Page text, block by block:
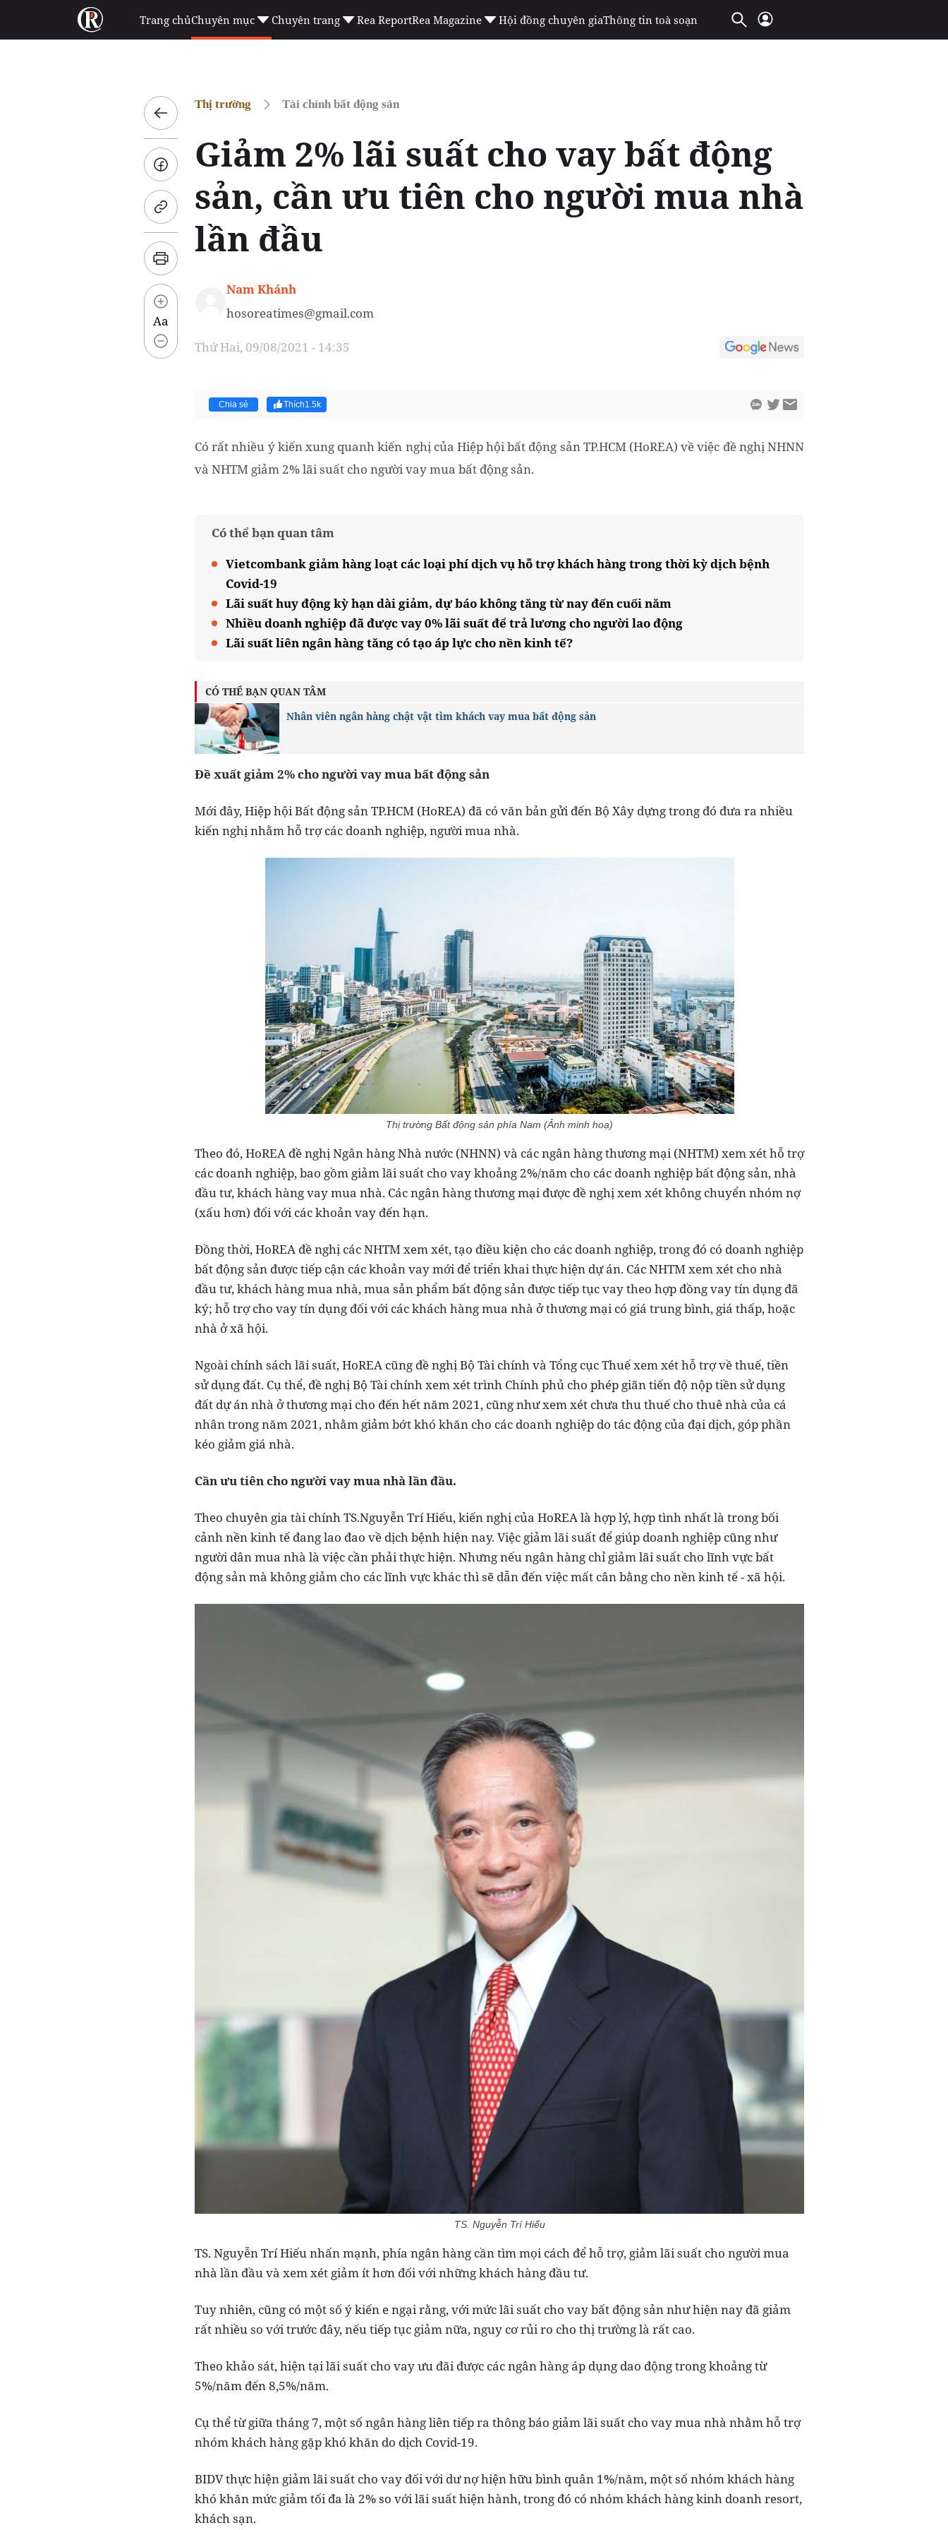
Trang chủChuyên mục Chuyên trang Rea ReportRea Magazine Hội đồng chuyên giaThông tin toà soạn
Aa
Thị trường Tài chính bất động sản
Giảm 2% lãi suất cho vay bất động
sản, cần ưu tiên cho người mua nhà
lần đầu
Nam Khánh
hosoreatimes@gmail.com
Thứ Hai, 09/08/2021 - 14:35
Chia sẻ Thích1.5k
Có rất nhiều ý kiến xung quanh kiến nghị của Hiệp hội bất động sản TP.HCM (HoREA) về việc đề nghị NHNN
và NHTM giảm 2% lãi suất cho người vay mua bất động sản.
Có thể bạn quan tâm
Vietcombank giảm hàng loạt các loại phí dịch vụ hỗ trợ khách hàng trong thời kỳ dịch bệnh
Covid-19
Lãi suất huy động kỳ hạn dài giảm, dự báo không tăng từ nay đến cuối năm
Nhiều doanh nghiệp đã được vay 0% lãi suất để trả lương cho người lao động
Lãi suất liên ngân hàng tăng có tạo áp lực cho nền kinh tế?
CÓ THỂ BẠN QUAN TÂM
Nhân viên ngân hàng chật vật tìm khách vay mua bất động sản
Đề xuất giảm 2% cho người vay mua bất động sản
Mới đây, Hiệp hội Bất động sản TP.HCM (HoREA) đã có văn bản gửi đến Bộ Xây dựng trong đó đưa ra nhiều
kiến nghị nhằm hỗ trợ các doanh nghiệp, người mua nhà.
Thị trường Bất động sản phía Nam (Ảnh minh hoạ)
Theo đó, HoREA đề nghị Ngân hàng Nhà nước (NHNN) và các ngân hàng thương mại (NHTM) xem xét hỗ trợ
các doanh nghiệp, bao gồm giảm lãi suất cho vay khoảng 2%/năm cho các doanh nghiệp bất động sản, nhà
đầu tư, khách hàng vay mua nhà. Các ngân hàng thương mại được đề nghị xem xét không chuyển nhóm nợ
(xấu hơn) đối với các khoản vay đến hạn.
Đồng thời, HoREA đề nghị các NHTM xem xét, tạo điều kiện cho các doanh nghiệp, trong đó có doanh nghiệp
bất động sản được tiếp cận các khoản vay mới để triển khai thực hiện dự án. Các NHTM xem xét cho nhà
đầu tư, khách hàng mua nhà, mua sản phẩm bất động sản được tiếp tục vay theo hợp đồng vay tín dụng đã
ký; hỗ trợ cho vay tín dụng đối với các khách hàng mua nhà ở thương mại có giá trung bình, giá thấp, hoặc
nhà ở xã hội.
Ngoài chính sách lãi suất, HoREA cũng đề nghị Bộ Tài chính và Tổng cục Thuế xem xét hỗ trợ về thuế, tiền
sử dụng đất. Cụ thể, đề nghị Bộ Tài chính xem xét trình Chính phủ cho phép giãn tiến độ nộp tiền sử dụng
đất dự án nhà ở thương mại cho đến hết năm 2021, cũng như xem xét chưa thu thuế cho thuê nhà của cá
nhân trong năm 2021, nhằm giảm bớt khó khăn cho các doanh nghiệp do tác động của đại dịch, góp phần
kéo giảm giá nhà.
Cần ưu tiên cho người vay mua nhà lần đầu.
Theo chuyên gia tài chính TS.Nguyễn Trí Hiếu, kiến nghị của HoREA là hợp lý, hợp tình nhất là trong bối
cảnh nền kinh tế đang lao đao về dịch bệnh hiện nay. Việc giảm lãi suất để giúp doanh nghiệp cũng như
người dân mua nhà là việc cần phải thực hiện. Nhưng nếu ngân hàng chỉ giảm lãi suất cho lĩnh vực bất
động sản mà không giảm cho các lĩnh vực khác thì sẽ dẫn đến việc mất cân bằng cho nền kinh tế - xã hội.
TS. Nguyễn Trí Hiếu
TS. Nguyễn Trí Hiếu nhấn mạnh, phía ngân hàng cần tìm mọi cách để hỗ trợ, giảm lãi suất cho người mua
nhà lần đầu và xem xét giảm ít hơn đối với những khách hàng đầu tư.
Tuy nhiên, cũng có một số ý kiến e ngại rằng, với mức lãi suất cho vay bất động sản như hiện nay đã giảm
rất nhiều so với trước đây, nếu tiếp tục giảm nữa, nguy cơ rủi ro cho thị trường là rất cao.
Theo khảo sát, hiện tại lãi suất cho vay ưu đãi được các ngân hàng áp dụng dao động trong khoảng từ
5%/năm đến 8,5%/năm.
Cụ thể từ giữa tháng 7, một số ngân hàng liên tiếp ra thông báo giảm lãi suất cho vay mua nhà nhằm hỗ trợ
nhóm khách hàng gặp khó khăn do dịch Covid-19.
BIDV thực hiện giảm lãi suất cho vay đối với dư nợ hiện hữu bình quân 1%/năm, một số nhóm khách hàng
khó khăn mức giảm tối đa là 2% so với lãi suất hiện hành, trong đó có nhóm khách hàng kinh doanh resort,
khách sạn.